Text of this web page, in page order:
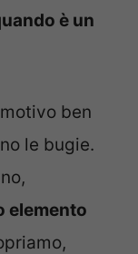
è un
ben
le bugie.
elemento